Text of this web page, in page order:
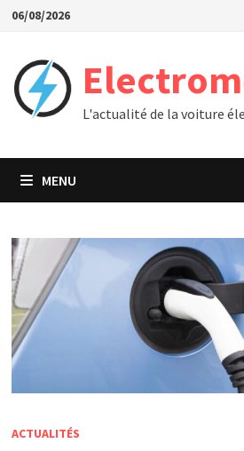
Passer
contenu
06/08/2026
L'actualité de la voiture
MENU
ACTUALITÉS